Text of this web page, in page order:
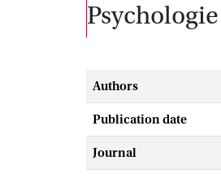
Authors
Publication date
Journal